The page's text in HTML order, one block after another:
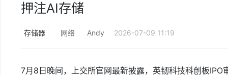
押注AI存储
存储器 网络 Andy 2026-07-09 11:19
7月8日晚间，上交所官网最新披露，英韧科技科创板IPO